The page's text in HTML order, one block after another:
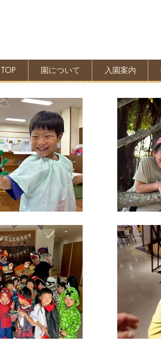
TOP 園について 入園案内